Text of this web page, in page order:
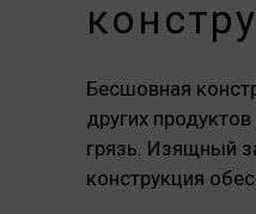
Бесшовная
других
грязь. Изящный
конструкция